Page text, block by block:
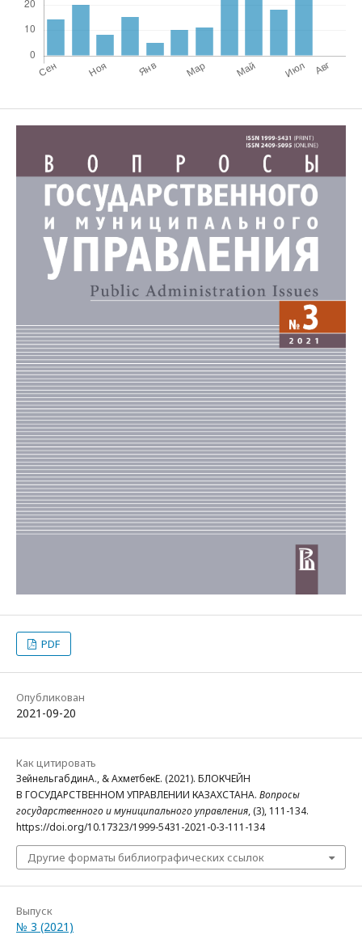
PDF
Опубликован
2021-09-20
Как цитировать
ЗейнельгабдинА., & АхметбекЕ. (2021). БЛОКЧЕЙН
В ГОСУДАРСТВЕННОМ УПРАВЛЕНИИ КАЗАХСТАНА. Вопросы
государственного и муниципального управления, (3), 111-134.
https://doi.org/10.17323/1999-5431-2021-0-3-111-134
Другие форматы библиографических ссылок
Выпуск
№ 3 (2021)